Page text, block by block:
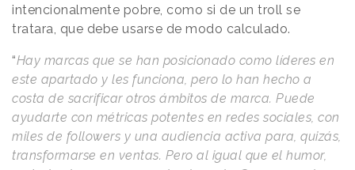
intencionalmente pobre, como si de un troll se
tratara, que debe usarse de modo calculado.
“Hay marcas que se han posicionado como líderes en
este apartado y les funciona, pero lo han hecho a
costa de sacrificar otros ámbitos de marca. Puede
ayudarte con métricas potentes en redes sociales, con
miles de followers y una audiencia activa para, quizás,
transformarse en ventas. Pero al igual que el humor,